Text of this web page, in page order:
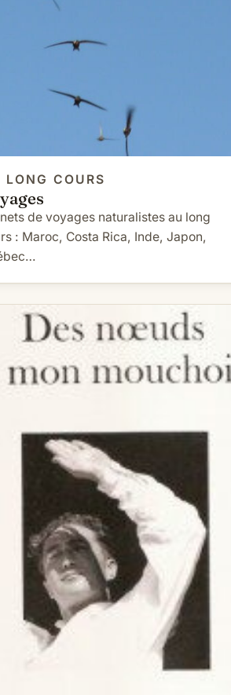
LONG COURS
de voyages naturalistes au long
: Maroc, Costa Rica, Inde, Japon,